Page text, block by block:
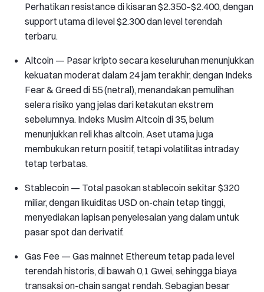
Perhatikan resistance di kisaran $2.350–$2.400, dengan
support utama di level $2.300 dan level terendah
terbaru.
Altcoin — Pasar kripto secara keseluruhan menunjukkan
kekuatan moderat dalam 24 jam terakhir, dengan Indeks
Fear & Greed di 55 (netral), menandakan pemulihan
selera risiko yang jelas dari ketakutan ekstrem
sebelumnya. Indeks Musim Altcoin di 35, belum
menunjukkan reli khas altcoin. Aset utama juga
membukukan return positif, tetapi volatilitas intraday
tetap terbatas.
Stablecoin — Total pasokan stablecoin sekitar $320
miliar, dengan likuiditas USD on-chain tetap tinggi,
menyediakan lapisan penyelesaian yang dalam untuk
pasar spot dan derivatif.
Gas Fee — Gas mainnet Ethereum tetap pada level
terendah historis, di bawah 0,1 Gwei, sehingga biaya
transaksi on-chain sangat rendah. Sebagian besar